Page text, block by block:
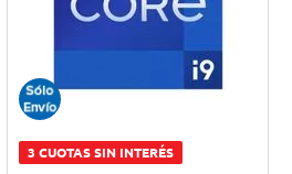
3 CUOTAS SIN INTERÉS